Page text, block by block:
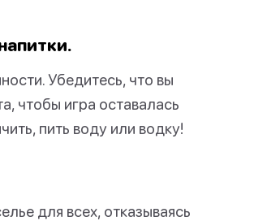
Убедитесь, что вы
чтобы игра оставалась
пить воду или водку!
для всех, отказываясь